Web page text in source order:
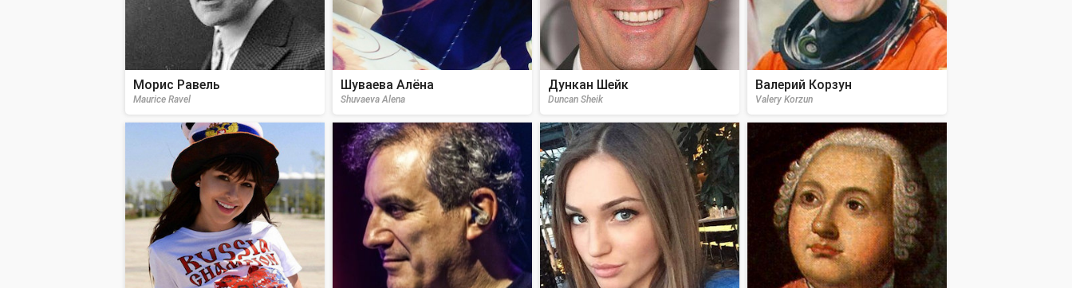
Морис Равель
Maurice Ravel
Шуваева Алёна
Shuvaeva Alena
Дункан Шейк
Duncan Sheik
Валерий Корзун
Valery Korzun